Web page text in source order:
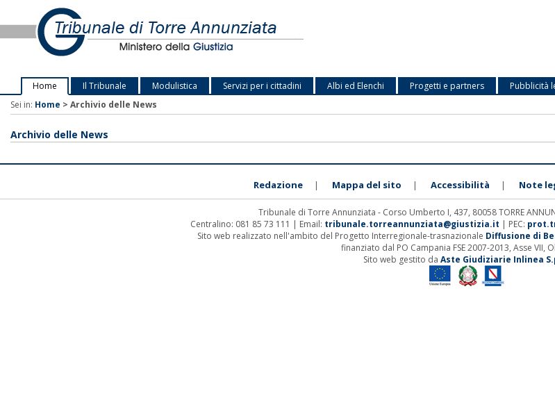
Home Il Tribunale Modulistica Servizi per i cittadini Albi ed Elenchi Progetti e partners Pubblicità
Sei in: Home > Archivio delle News
Archivio delle News
Redazione | Mappa del sito | Accessibilità | Note
Tribunale di Torre Annunziata - Corso Umberto I, 437, 80058 TORRE
Centralino: 081 85 73 111 | Email: tribunale.torreannunziata@giustizia.it | PEC:
Sito web realizzato nell'ambito del Progetto Interregionale-trasnazionale Diffusione di
finanziato dal PO Campania FSE 2007-2013, Asse VII,
Sito web gestito da Aste Giudiziarie Inlinea